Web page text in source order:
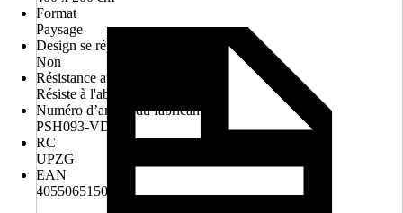
Format
Paysage
Design se répétant
Non
Résistance au lavage
Résiste à l'abrasion
Numéro d’article du fabricant
PSH093-VD4
RC
UPZG
EAN
4055065150388